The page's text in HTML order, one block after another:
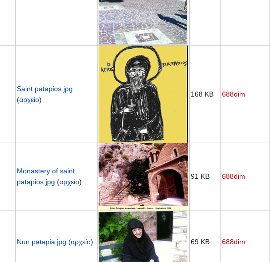
Saint patapios.jpg
(αρχείο)
168 KB 688dim
Monastery of saint
patapios.jpg (αρχείο)
91 KB 688dim
Nun patapia.jpg (αρχείο) 69 KB 688dim